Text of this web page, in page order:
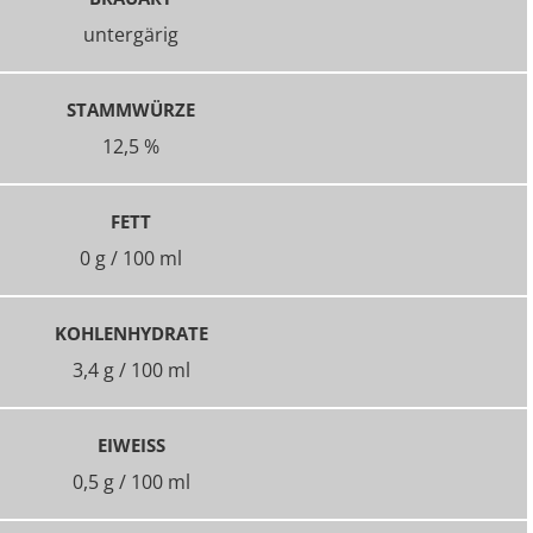
untergärig
STAMMWÜRZE
12,5 %
FETT
0 g / 100 ml
KOHLENHYDRATE
3,4 g / 100 ml
EIWEISS
0,5 g / 100 ml